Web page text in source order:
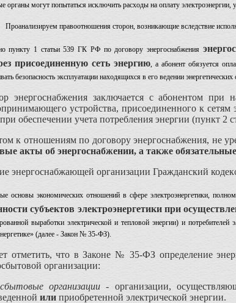
органы могут попытаться исключить расходы на оплату
Проанализируем правоотношения сторон, возникающие вследствие
пункту 1 статьи 539 ГК РФ по договору энергоснабжения
присоединенную сеть энергию, а абонент обязуется
безопасность эксплуатации находящихся в его ведении
энергоснабжения заключается с абонентом
устройства, присоединенного к
обеспечении учета потребления энергии (пункт 2
к отношениям по договору энергоснабжения, не
акты об энергоснабжении, а также
энергоснабжающей организации Гражданский
основы экономических отношений в сфере электроэнергетики,
субъектов электроэнергетики при
выработки электрической и тепловой энергии) и
(далее - Закон № 35-ФЗ).
отметить, что в Законе № 35-ФЗ определение
организации:
организации - организации,
или приобретенной электрической энергии.